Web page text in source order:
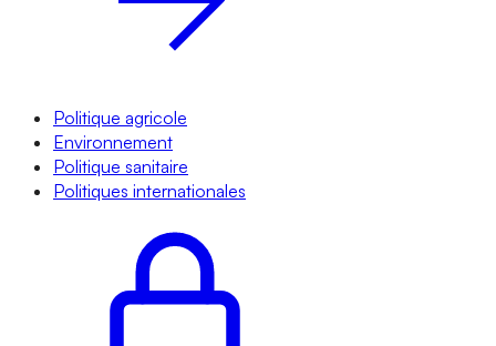
Politique agricole
Environnement
Politique sanitaire
Politiques internationales